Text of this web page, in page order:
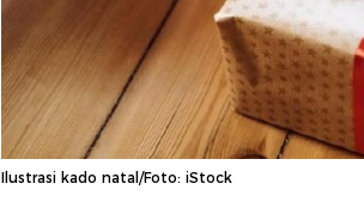
Ilustrasi kado natal/Foto: iStock